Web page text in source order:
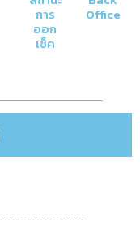
การ
ออก
เช็ค
Office